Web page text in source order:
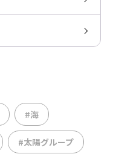
#海
#太陽グループ